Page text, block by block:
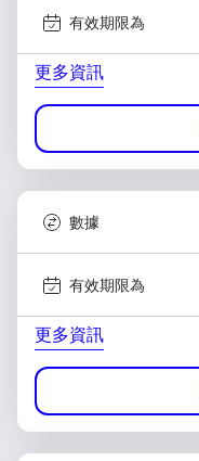
有效期限為
更多資訊
數據
有效期限為
更多資訊